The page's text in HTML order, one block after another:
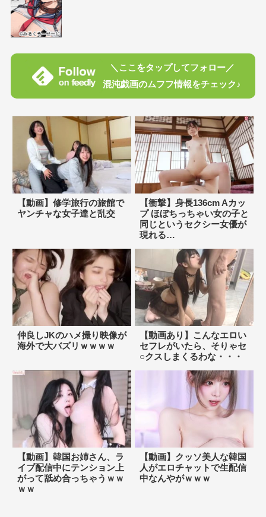
＼ここをタップしてフォロー／
混沌戯画のムフフ情報をチェック♪
【動画】修学旅行の旅館で
ヤンチャな女子達と乱交
【衝撃】身長136cm Aカッ
プ ほぼちっちゃい女の子と
同じというセクシー女優が
現れる…
仲良しJKのハメ撮り映像が
海外で大バズリｗｗｗｗ
【動画あり】こんなエロい
セフレがいたら、そりゃセ
○クスしまくるわな・・・
【動画】韓国お姉さん、ラ
イブ配信中にテンション上
がって舐め合っちゃうｗｗ
ｗｗ
【動画】クッソ美人な韓国
人がエロチャットで生配信
中なんやがｗｗｗ